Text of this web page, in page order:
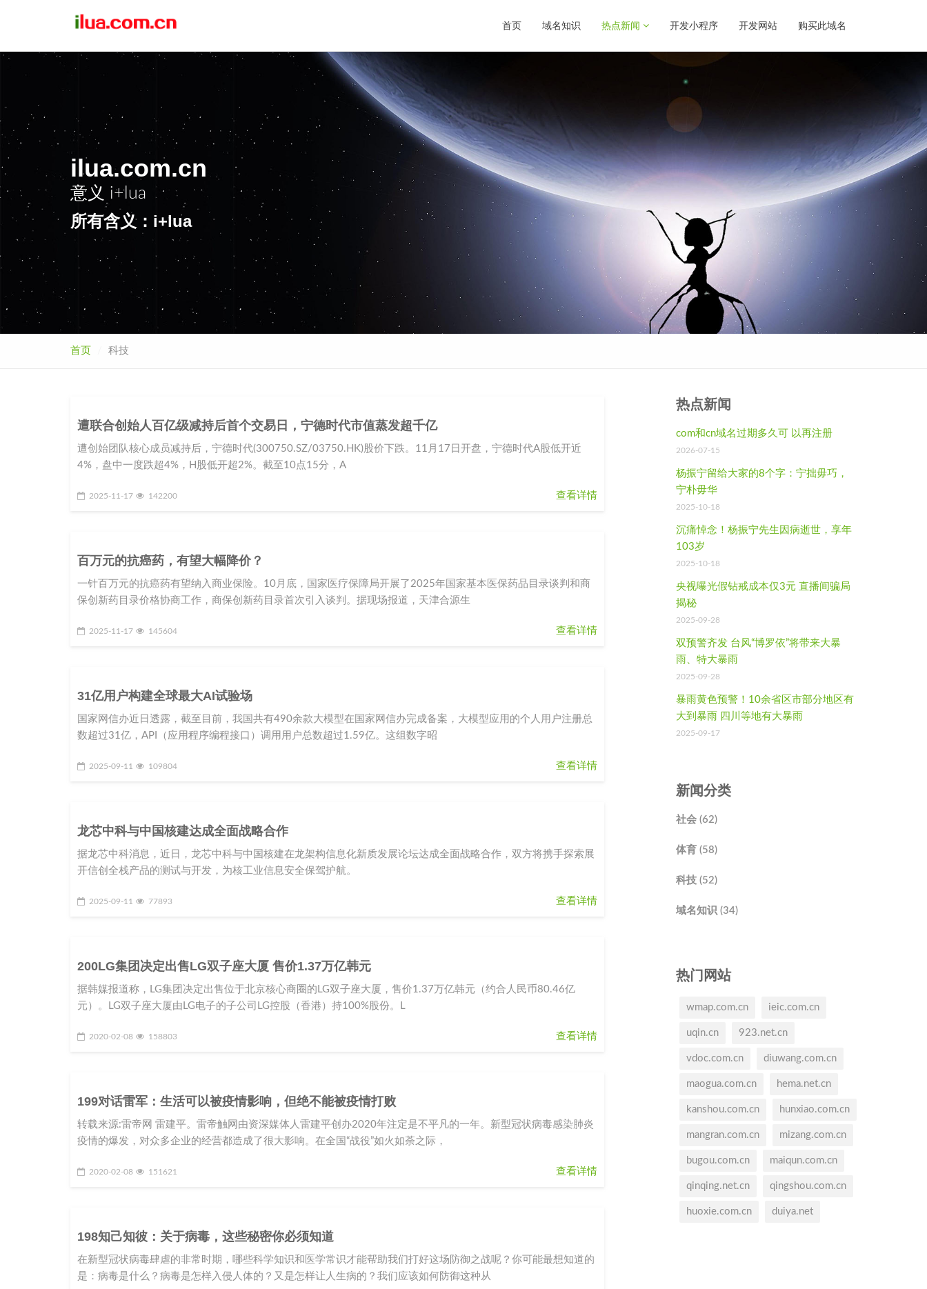
首页 域名知识 热点新闻 开发小程序 开发网站 购买此域名
ilua.com.cn
意义
i+lua
所有含义：i+lua
首页 科技
遭联合创始人百亿级减持后首个交易日，宁德时代市值蒸发超千亿
遭创始团队核心成员减持后，宁德时代(300750.SZ/03750.HK)股价下跌。11月17日开盘，宁德时代A股低开近
4%，盘中一度跌超4%，H股低开超2%。截至10点15分，A
2025-11-17 142200 查看详情
百万元的抗癌药，有望大幅降价？
一针百万元的抗癌药有望纳入商业保险。10月底，国家医疗保障局开展了2025年国家基本医保药品目录谈判和商
保创新药目录价格协商工作，商保创新药目录首次引入谈判。据现场报道，天津合源生
2025-11-17 145604 查看详情
31亿用户构建全球最大AI试验场
国家网信办近日透露，截至目前，我国共有490余款大模型在国家网信办完成备案，大模型应用的个人用户注册总
数超过31亿，API（应用程序编程接口）调用用户总数超过1.59亿。这组数字昭
2025-09-11 109804 查看详情
龙芯中科与中国核建达成全面战略合作
据龙芯中科消息，近日，龙芯中科与中国核建在龙架构信息化新质发展论坛达成全面战略合作，双方将携手探索展
开信创全栈产品的测试与开发，为核工业信息安全保驾护航。
2025-09-11 77893 查看详情
200LG集团决定出售LG双子座大厦 售价1.37万亿韩元
据韩媒报道称，LG集团决定出售位于北京核心商圈的LG双子座大厦，售价1.37万亿韩元（约合人民币80.46亿
元）。LG双子座大厦由LG电子的子公司LG控股（香港）持100%股份。L
2020-02-08 158803 查看详情
199对话雷军：生活可以被疫情影响，但绝不能被疫情打败
转载来源:雷帝网 雷建平。雷帝触网由资深媒体人雷建平创办2020年注定是不平凡的一年。新型冠状病毒感染肺炎
疫情的爆发，对众多企业的经营都造成了很大影响。在全国“战役”如火如荼之际，
2020-02-08 151621 查看详情
198知己知彼：关于病毒，这些秘密你必须知道
在新型冠状病毒肆虐的非常时期，哪些科学知识和医学常识才能帮助我们打好这场防御之战呢？你可能最想知道的
是：病毒是什么？病毒是怎样入侵人体的？又是怎样让人生病的？我们应该如何防御这种从
热点新闻
com和cn域名过期多久可 以再注册
2026-07-15
杨振宁留给大家的8个字：宁拙毋巧，
宁朴毋华
2025-10-18
沉痛悼念！杨振宁先生因病逝世，享年
103岁
2025-10-18
央视曝光假钻戒成本仅3元 直播间骗局
揭秘
2025-09-28
双预警齐发 台风“博罗依”将带来大暴
雨、特大暴雨
2025-09-28
暴雨黄色预警！10余省区市部分地区有
大到暴雨 四川等地有大暴雨
2025-09-17
新闻分类
社会 (62)
体育 (58)
科技 (52)
域名知识 (34)
热门网站
wmap.com.cn ieic.com.cn
uqin.cn 923.net.cn
vdoc.com.cn diuwang.com.cn
maogua.com.cn hema.net.cn
kanshou.com.cn hunxiao.com.cn
mangran.com.cn mizang.com.cn
bugou.com.cn maiqun.com.cn
qinqing.net.cn qingshou.com.cn
huoxie.com.cn duiya.net